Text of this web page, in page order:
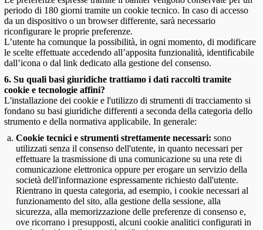
periodo di 180 giorni tramite un cookie tecnico. In caso di accesso
da un dispositivo o un browser differente, sarà necessario
riconfigurare le proprie preferenze.
L’utente ha comunque la possibilità, in ogni momento, di modificare
le scelte effettuate accedendo all’apposita funzionalità, identificabile
dall’icona o dal link dedicato alla gestione del consenso.
6. Su quali basi giuridiche trattiamo i dati raccolti tramite
cookie e tecnologie affini?
L'installazione dei cookie e l'utilizzo di strumenti di tracciamento si
fondano su basi giuridiche differenti a seconda della categoria dello
strumento e della normativa applicabile. In generale:
Cookie tecnici e strumenti strettamente necessari: sono
utilizzati senza il consenso dell'utente, in quanto necessari per
effettuare la trasmissione di una comunicazione su una rete di
comunicazione elettronica oppure per erogare un servizio della
società dell'informazione espressamente richiesto dall'utente.
Rientrano in questa categoria, ad esempio, i cookie necessari al
funzionamento del sito, alla gestione della sessione, alla
sicurezza, alla memorizzazione delle preferenze di consenso e,
ove ricorrano i presupposti, alcuni cookie analitici configurati in